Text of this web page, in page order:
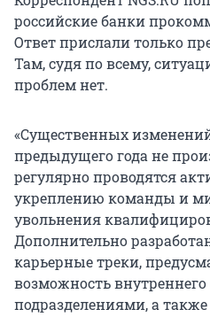
российские банки
Ответ прислали только
Там, судя по всему,
проблем нет.
«Существенных
предыдущего года не
регулярно проводятся
укреплению команды и
увольнения
Дополнительно
карьерные треки,
возможность
подразделениями, а